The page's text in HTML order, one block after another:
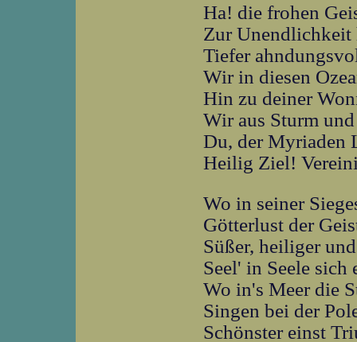
Ha! die frohen
Zur Unendlichkeit
Tiefer
Wir in diesen
Hin zu deiner
Wir aus Sturm
Du, der Myriaden
Heilig Ziel!
Wo in seiner
Götterlust der
Süßer, heiliger
Seel' in Seele sich
Wo in's Meer die
Singen bei der
Schönster einst